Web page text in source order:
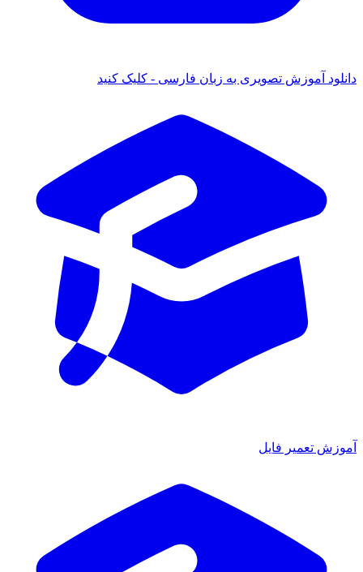
دانلود آموزش تصویری به زبان فارسی - کلیک کنید
آموزش تعمیر فایل